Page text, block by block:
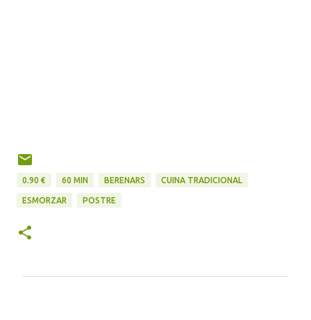
0.90 € 60 MIN BERENARS CUINA TRADICIONAL
ESMORZAR POSTRE